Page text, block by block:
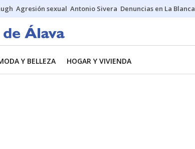
Agresión sexual Antonio Sivera Denuncias en La Blanca
Y BELLEZA HOGAR Y VIVIENDA